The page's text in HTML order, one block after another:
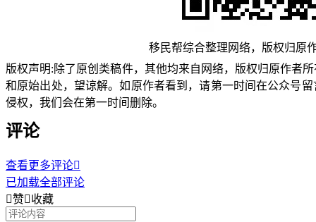
移民帮综合整理网络，版权归原
版权声明:除了原创类稿件，其他均来自网络，版权归原作者
和原始出处，望谅解。如原作者看到，请第一时间在公众号
侵权，我们会在第一时间删除。
评论
查看更多评论
已加载全部评论
赞收藏